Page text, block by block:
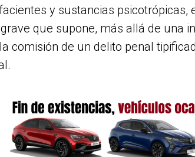
y sustancias psicotrópicas,
que supone, más allá de una
comisión de un delito penal